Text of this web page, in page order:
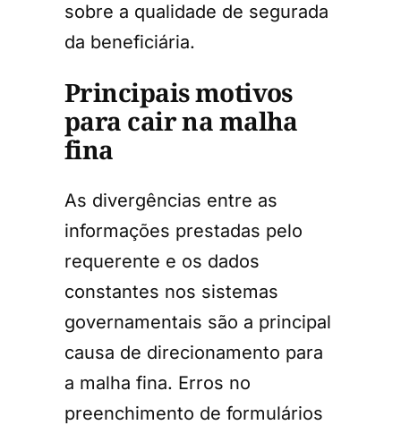
sobre a qualidade de segurada
da beneficiária.
Principais motivos
para cair na malha
fina
As divergências entre as
informações prestadas pelo
requerente e os dados
constantes nos sistemas
governamentais são a principal
causa de direcionamento para
a malha fina. Erros no
preenchimento de formulários